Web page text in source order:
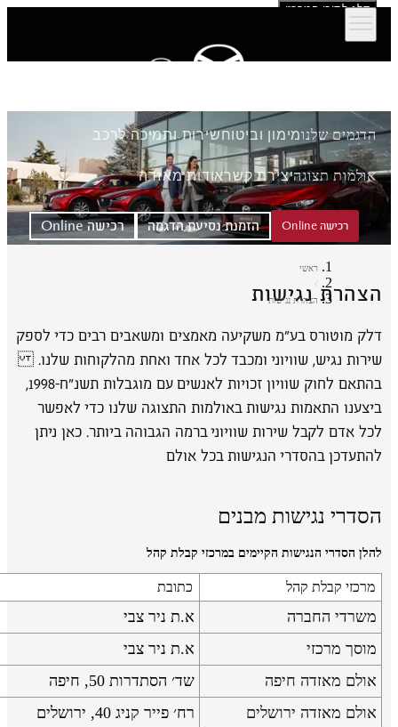
דלג לתוכן המרכזי
הדגמים שלנומימון וביטוחשירות ותמיכה לרכב
אולמות תצוגהיצירת קשראודות מאזדה
רכישה Online הזמנת נסיעת הדגמה רכישה Online
ראשי
הצהרת נגישות
הצהרת נגישות
דלק מוטורס בע"מ משקיעה מאמצים ומשאבים רבים כדי לספק
שירות נגיש, שוויוני ומכבד לכל אחד ואחת מהלקוחות שלנו.
בהתאם לחוק שוויון זכויות לאנשים עם מוגבלות תשנ״ח-1998,
ביצענו התאמות נגישות באולמות התצוגה שלנו כדי לאפשר
לכל אדם לקבל שירות שוויוני ברמה הגבוהה ביותר. כאן ניתן
להתעדכן בהסדרי הנגישות בכל אולם
הסדרי נגישות מבנים
להלן הסדרי הנגישות הקיימים במרכזי קבלת קהל
מרכזי קבלת קהל כתובת
משרדי החברה
א.ת ניר צבי
מוסך מרכזי
א.ת ניר צבי
אולם מאזדה חיפה
שד׳ הסתדרות 50, חיפה
אולם מאזדה ירושלים
רח׳ פייר קניג 40, ירושלים